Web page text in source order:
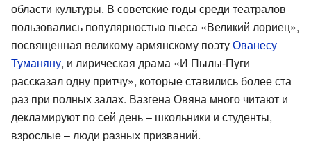
области культуры. В советские годы среди театралов
пользовались популярностью пьеса «Великий лориец»,
посвященная великому армянскому поэтуОванесу
Туманяну, и лирическая драма «И Пылы-Пуги
рассказал одну притчу», которые ставились более ста
раз при полных залах. Вазгена Овяна много читают и
декламируют по сей день – школьники и студенты,
взрослые – люди разных призваний.